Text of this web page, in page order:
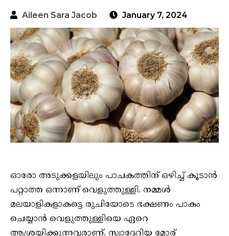
Aileen Sara Jacob January 7, 2024
ഓരോ അടുക്കളയിലും പാചകത്തിന് ഒഴിച്ച് കൂടാൻ
പറ്റാത്ത ഒന്നാണ് വെളുത്തുള്ളി. നമ്മൾ
മലയാളികളാകട്ടെ രുചിയോടെ ഭക്ഷണം പാകം
ചെയ്യാൻ വെളുത്തുള്ളിയെ ഏറെ
ആശ്രയിക്കുന്നവരാണ്. സ്വാദേറിയ മോര്